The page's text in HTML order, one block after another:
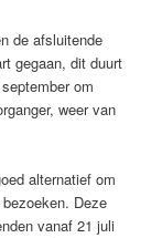
de afsluitende
gegaan, dit duurt
om
weer van
alternatief om
Deze
vanaf 21 juli